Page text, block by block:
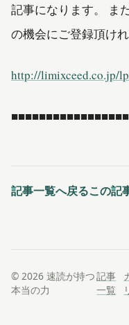
記事になります。 ま
の機会にご登録頂け
http://limixceed.co.jp/
記事一覧へ戻るこの記
© 2026 速読が持つ
本当の力
記事
一覧